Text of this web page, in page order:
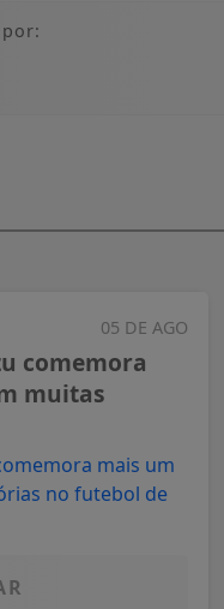
05 DE AGO
comemora
muitas